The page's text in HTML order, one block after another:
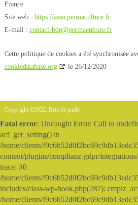
France
Site web : https://asso.permaculture.fr
E-mail : contact-bdp@permaculture.fr
Cette politique de cookies a été synchronisée
cookiedatabase.org
le 26/12/2020
Copyright ©2022. Brin de paille
Fatal error: Uncaught Error: Call to
acf_get_setting() in
/home/clients/
content/plugins/complianz-gdpr/
trace: #0
/home/clients/
includes/class-wp-hook.php(287):
/home/clients/